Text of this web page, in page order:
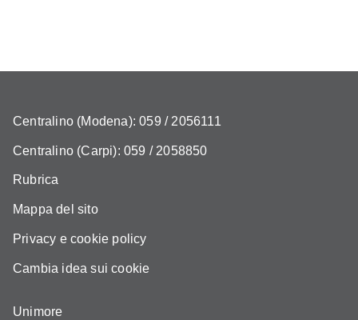
Centralino (Modena): 059 / 2056111
Centralino (Carpi): 059 / 2058850
Rubrica
Mappa del sito
Privacy e cookie policy
Cambia idea sui cookie
Unimore